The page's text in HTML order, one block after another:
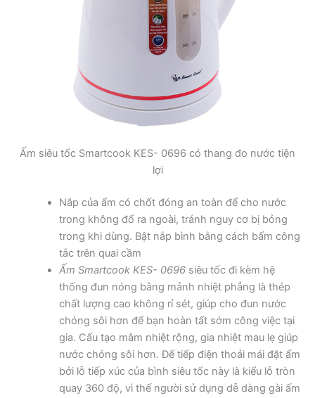
Ấm siêu tốc Smartcook KES- 0696 có thang đo nước tiện
lợi
Nắp của ấm có chốt đóng an toàn để cho nước
trong không đổ ra ngoài, tránh nguy cơ bị bỏng
trong khi dùng. Bật nắp bình bằng cách bấm công
tắc trên quai cầm
Ấm Smartcook KES- 0696siêu tốc đi kèm hệ
thống đun nóng bằng mảnh nhiệt phẳng là thép
chất lượng cao không rỉ sét, giúp cho đun nước
chóng sôi hơn để bạn hoàn tất sớm công việc tại
gia. Cấu tạo mâm nhiệt rộng, gia nhiệt mau lẹ giúp
nước chóng sôi hơn. Đế tiếp điện thoải mái đặt ấm
bởi lỗ tiếp xúc của bình siêu tốc này là kiểu lỗ tròn
quay 360 độ, vì thế người sử dụng dễ dàng gài ấm